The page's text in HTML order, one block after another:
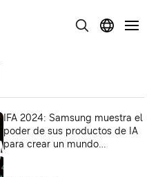
IFA 2024: Samsung muestra el
poder de sus productos de IA
para crear un mundo